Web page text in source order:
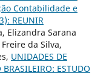
Contabilidade e
REUNIR
Elizandra Sarana
da Silva,
UNIDADES DE
ESTUDO